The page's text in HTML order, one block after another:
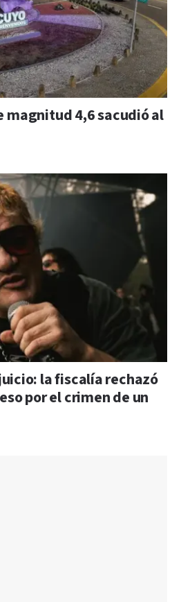
magnitud 4,6 sacudió al
la fiscalía rechazó
por el crimen de un